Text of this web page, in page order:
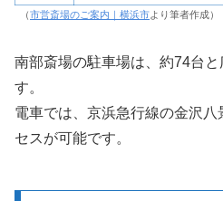
（市営斎場のご案内｜横浜市より筆者作成）
南部斎場の駐車場は、約74台と
す。
電車では、京浜急行線の金沢八
セスが可能です。